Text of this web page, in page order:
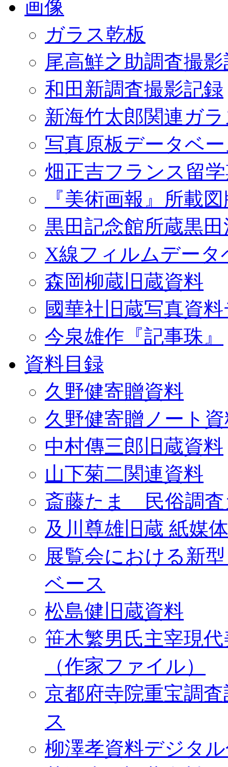
画像
ガラス乾板
尾高鮮之助調査撮
和田新調査撮影記録
新海竹太郎関連ガ
写真原板データベ
畑正吉フランス留
『美術画報』所載
黒田記念館所蔵黒
X線フィルムデータ
森岡柳蔵旧蔵資料
國華社旧蔵写真資
今泉雄作『記事珠』
資料目録
久野健寄贈資料
久野健寄贈ノート
中村傳三郎旧蔵資料
山下菊二関連資料
斎藤たま 民俗調査
及川尊雄旧蔵 紙媒
展覧会における新
ベース
松島健旧蔵資料
笹木繁男氏主宰現
（作家ファイル）
京都府寺院重宝調
ス
柳澤孝資料デジタ